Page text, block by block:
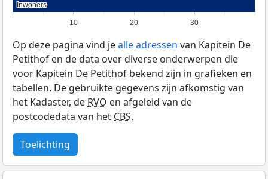
10 20 30
Inwoners
Inwoners
Op deze pagina vind jealle adressen van Kapitein De
Petithof en de data over diverse onderwerpen die
voor Kapitein De Petithof bekend zijn in grafieken en
tabellen. De gebruikte gegevens zijn afkomstig van
het Kadaster, deRVO en afgeleid van de
postcodedata van hetCBS.
Toelichting